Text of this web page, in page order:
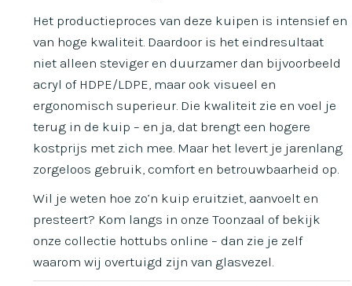
Het productieproces van deze kuipen is intensief en
van hoge kwaliteit. Daardoor is het eindresultaat
niet alleen steviger en duurzamer dan bijvoorbeeld
acryl of HDPE/LDPE, maar ook visueel en
ergonomisch superieur. Die kwaliteit zie en voel je
terug in de kuip – en ja, dat brengt een hogere
kostprijs met zich mee. Maar het levert je jarenlang
zorgeloos gebruik, comfort en betrouwbaarheid op.
Wil je weten hoe zo’n kuip eruitziet, aanvoelt en
presteert? Kom langs in onze Toonzaal of bekijk
onze collectie hottubs online – dan zie je zelf
waarom wij overtuigd zijn van glasvezel.